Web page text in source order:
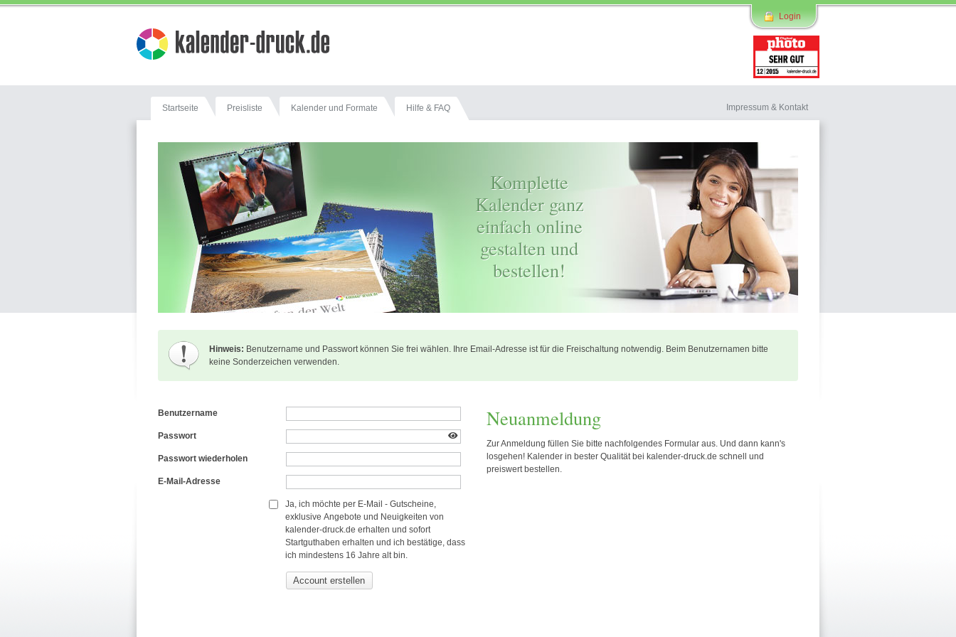
Login
Startseite Preisliste Kalender und Formate Hilfe & FAQ Impressum & Kontakt
Komplette
Kalender ganz
einfach online
gestalten und
bestellen!
Hinweis: Benutzername und Passwort können Sie frei wählen. Ihre Email-Adresse ist für die Freischaltung notwendig. Beim Benutzernamen bitte
keine Sonderzeichen verwenden.
Benutzername
Passwort
Passwort wiederholen
E-Mail-Adresse
Ja, ich möchte per E-Mail - Gutscheine,
exklusive Angebote und Neuigkeiten von
kalender-druck.de erhalten und sofort
Startguthaben erhalten und ich bestätige, dass
ich mindestens 16 Jahre alt bin.
Account erstellen
Neuanmeldung
Zur Anmeldung füllen Sie bitte nachfolgendes Formular aus. Und dann kann's
losgehen! Kalender in bester Qualität bei kalender-druck.de schnell und
preiswert bestellen.